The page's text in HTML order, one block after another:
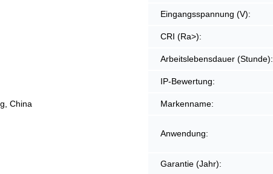
Eingangsspannung (V):
CRI (Ra>):
Arbeitslebensdauer (Stunde):
IP-Bewertung:
China Markenname:
Anwendung:
Garantie (Jahr):